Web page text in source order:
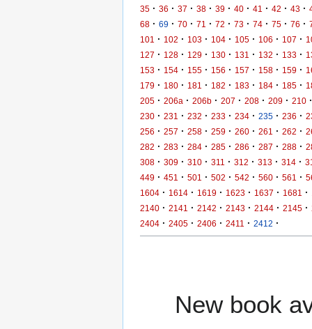
35 · 36 · 37 · 38 · 39 · 40 · 41 · 42 · 43 ·
68 · 69 · 70 · 71 · 72 · 73 · 74 · 75 · 76 ·
101
· 102 · 103 · 104 · 105 · 106 · 107 ·
127 · 128 · 129 · 130 · 131 · 132 · 133 ·
153 · 154 · 155 · 156 · 157 · 158 · 159 ·
179 · 180 · 181 · 182 · 183 · 184 · 185 ·
205 · 206a · 206b · 207 · 208 · 209 · 210 ·
230 · 231 · 232 · 233 · 234 · 235 · 236 ·
256 · 257 · 258 · 259 · 260 · 261 · 262 ·
282 · 283 · 284 · 285 · 286 · 287 · 288 ·
308 · 309 · 310 · 311 · 312 · 313 · 314 ·
449 · 451 · 501 · 502 · 542 · 560 · 561 ·
1604 · 1614 · 1619 · 1623 · 1637 · 1681 ·
2140 · 2141 · 2142 · 2143 · 2144 · 2145 ·
2404 · 2405 · 2406 · 2411 · 2412 ·
New book